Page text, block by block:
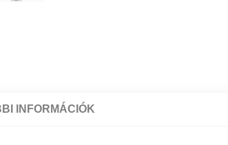
INFORMÁCIÓK